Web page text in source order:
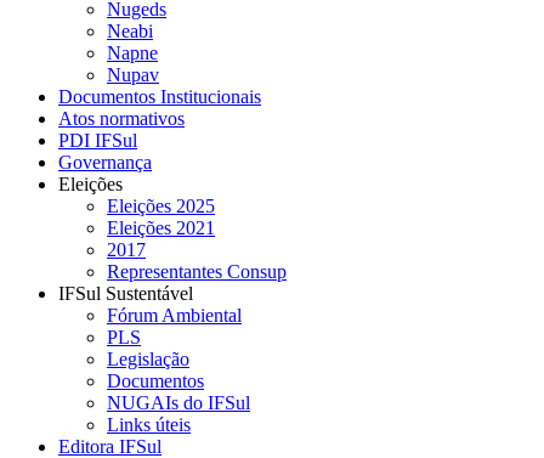
Nugeds
Neabi
Napne
Nupav
Documentos Institucionais
Atos normativos
PDI IFSul
Governança
Eleições
Eleições 2025
Eleições 2021
2017
Representantes Consup
IFSul Sustentável
Fórum Ambiental
PLS
Legislação
Documentos
NUGAIs do IFSul
Links úteis
Editora IFSul